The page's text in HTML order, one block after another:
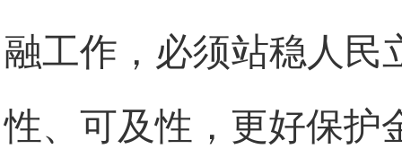
融工作，必须站稳人民
性、可及性，更好保护